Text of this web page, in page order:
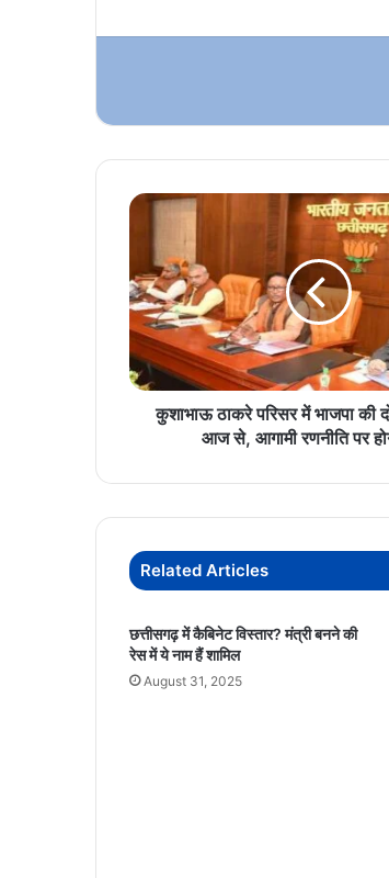
कुशाभाऊ
में
भाजपा
की
दो
दिवसीय
बैठक
रणनीति
मंथन
कुशाभाऊ ठाकरे परिसर में भाजपा की
आज से, आगामी रणनीति पर
Related Articles
छत्तीसगढ़ में कैबिनेट विस्तार? मंत्री बनने की
रेस में ये नाम हैं शामिल
August 31, 2025